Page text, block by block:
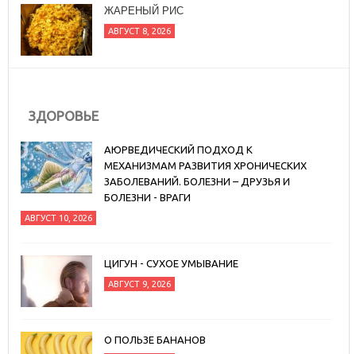
ЖАРЕНЫЙ РИС
АВГУСТ 8, 2026
ЗДОРОВЬЕ
АЮРВЕДИЧЕСКИЙ ПОДХОД К
МЕХАНИЗМАМ РАЗВИТИЯ ХРОНИЧЕСКИХ
ЗАБОЛЕВАНИЙ. БОЛЕЗНИ – ДРУЗЬЯ И
БОЛЕЗНИ - ВРАГИ
АВГУСТ 10, 2026
ЦИГУН - СУХОЕ УМЫВАНИЕ
АВГУСТ 9, 2026
О ПОЛЬЗЕ БАНАНОВ